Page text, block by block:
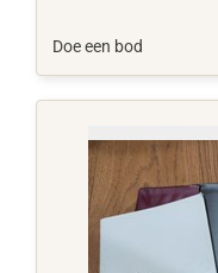
Doe een bod